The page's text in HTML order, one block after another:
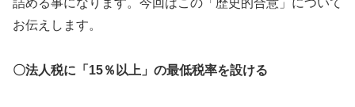
詰める事になります。今回はこの「歴史的合意」について
お伝えします。
〇法人税に「 15％以上」の最低税率を設ける